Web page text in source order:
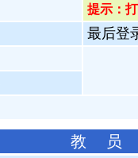
提示：
最后登
教 员